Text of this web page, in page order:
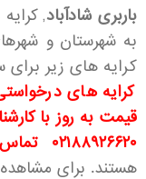
باربری شادآباد,
به شهرستان و
کرایه های زیر برای سال ۱۴۰۱
کرایه های
قیمت به روز با
۰۲۱۸۸۹۲۶۶۲۰ تماس بگیرید.
هستند. برای